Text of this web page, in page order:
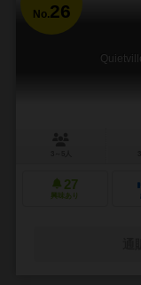
No.26
27
興味あり